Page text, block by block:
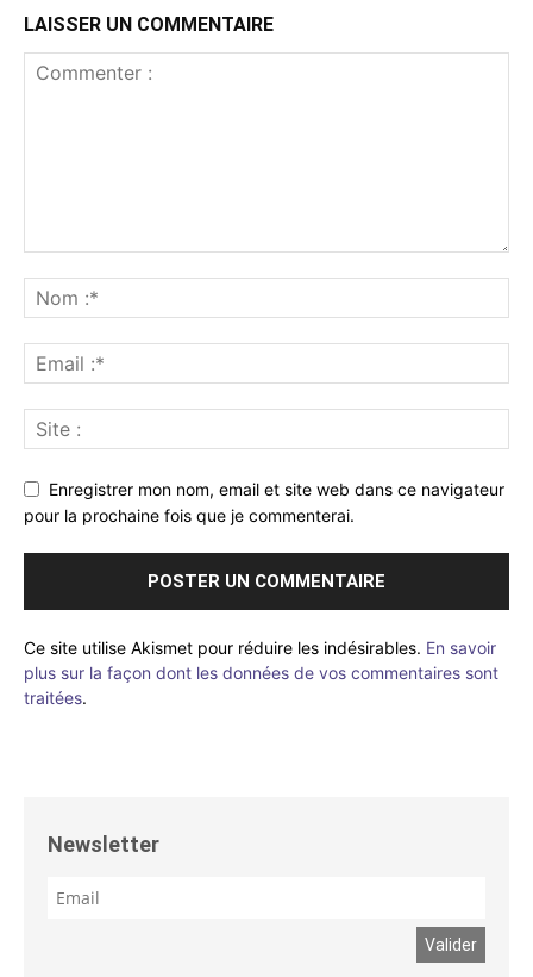
LAISSER UN COMMENTAIRE
Enregistrer mon nom, email et site web dans ce navigateur
pour la prochaine fois que je commenterai.
Ce site utilise Akismet pour réduire les indésirables. En savoir
plus sur la façon dont les données de vos commentaires sont
traitées.
Newsletter